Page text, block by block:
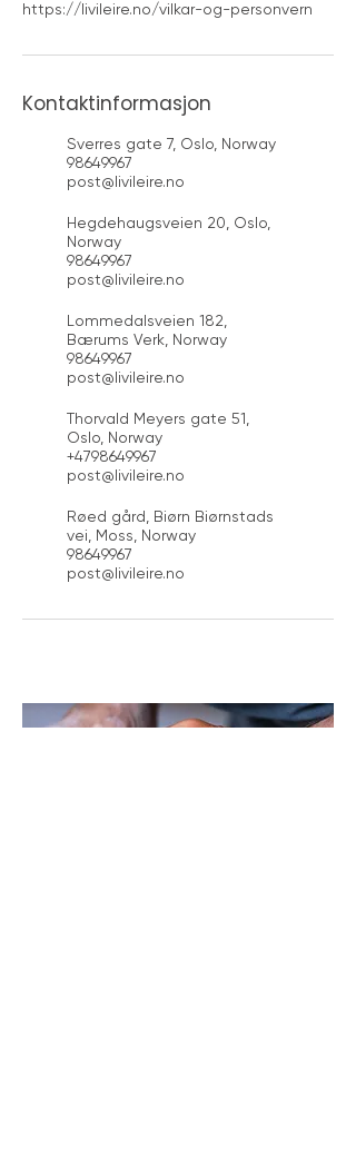
Kontaktinformasjon
Sverres gate 7, Oslo, Norway
98649967
post@livileire.no
Hegdehaugsveien 20, Oslo,
Norway
98649967
post@livileire.no
Lommedalsveien 182,
Bærums Verk, Norway
98649967
post@livileire.no
Thorvald Meyers gate 51,
Oslo, Norway
+4798649967
post@livileire.no
Røed gård, Biørn Biørnstads
vei, Moss, Norway
98649967
post@livileire.no